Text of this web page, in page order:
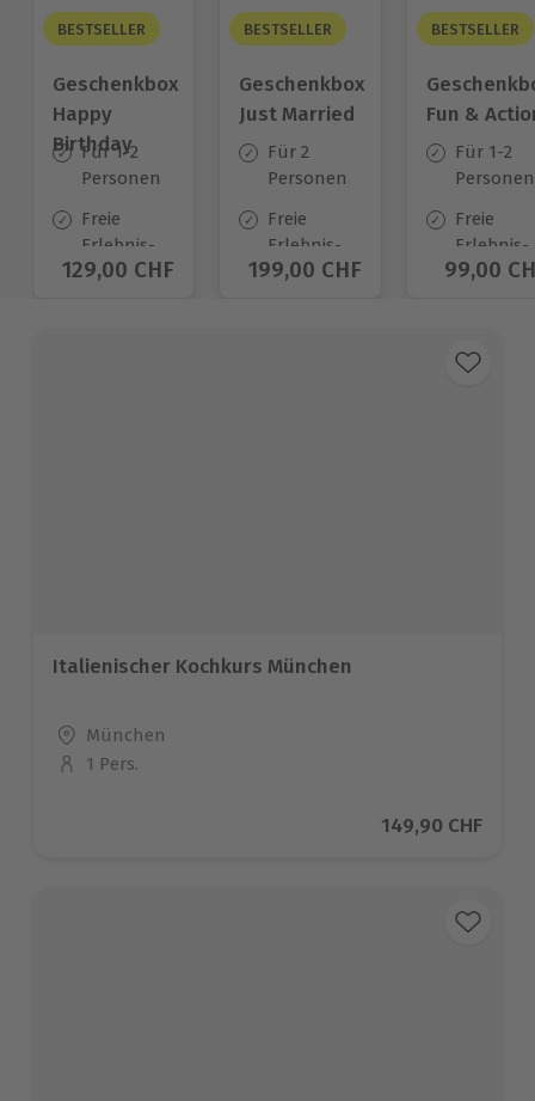
BESTSELLER
Geschenkbox
Happy
Birthday
Für 1-2
Personen
Freie
Erlebnis-
Auswahl
Aktueller Preis
129,00 CHF
BESTSELLER
Geschenkbox
Just Married
Für 2
Personen
Freie
Erlebnis-
Auswahl
Aktueller Preis
199,00 CHF
BESTSELLER
Fun &
Für 1-2
Personen
Freie
Erlebnis-
Auswahl
99,00
Italienischer Kochkurs München
Standort
München
Anzahl der Teilnehmer
1 Pers.
Aktueller Preis
149,90 CHF